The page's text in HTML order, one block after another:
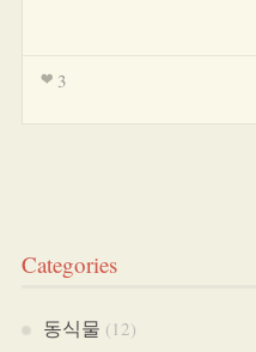
3
Categories
동식물 (12)